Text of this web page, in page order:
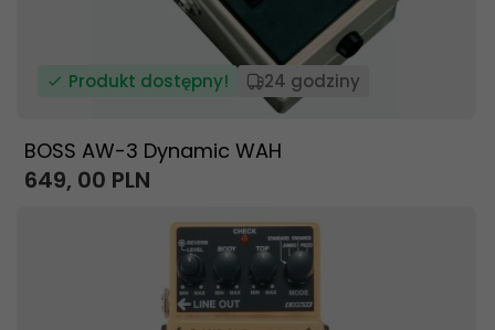
Produkt dostępny! 24 godziny
BOSS AW-3 Dynamic WAH
649, 00 PLN